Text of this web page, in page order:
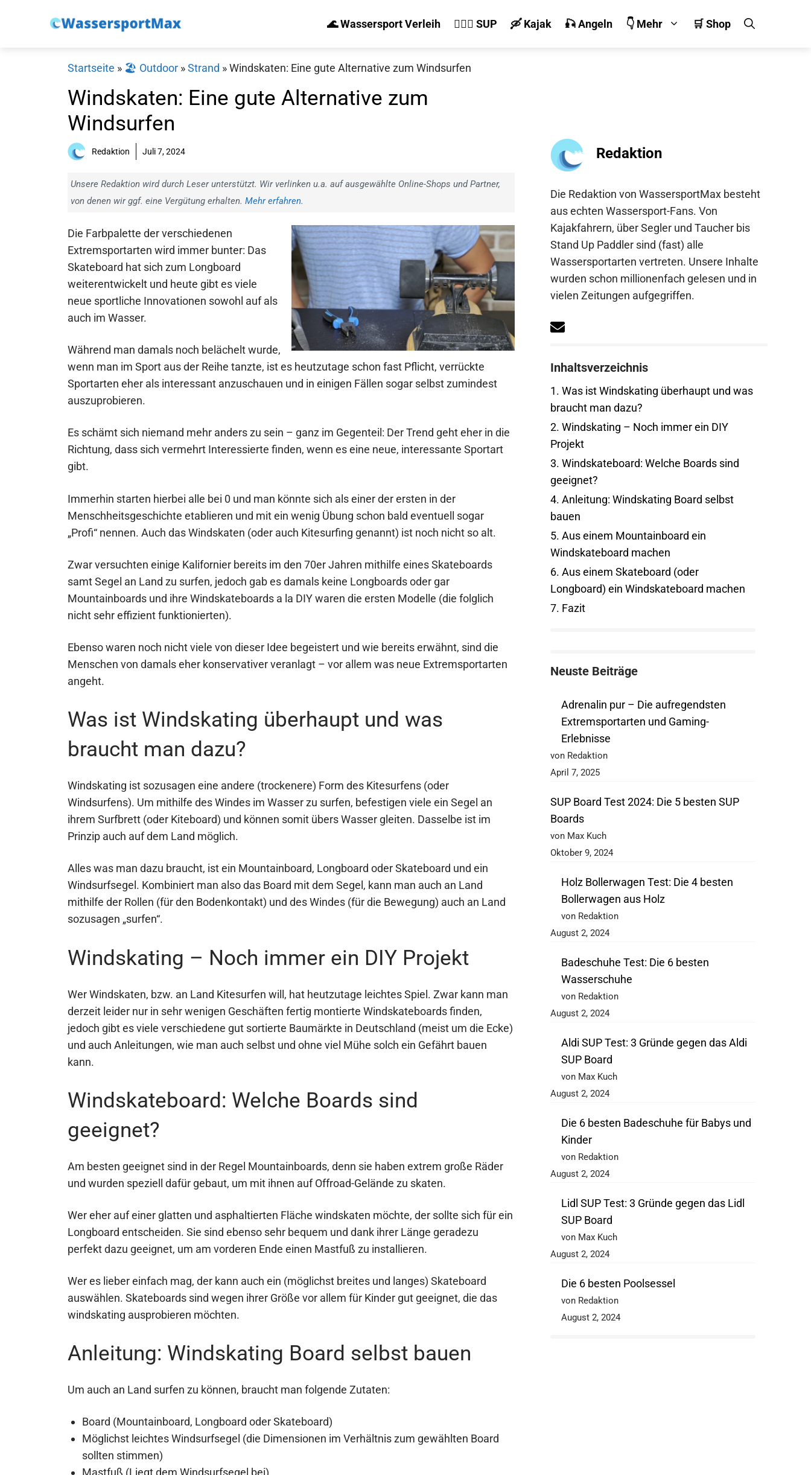
🌊 Wassersport Verleih 🏄‍♀️🛶 SUP 🛶 Kajak 🎣 Angeln 👇 Mehr 🛒 Shop
Startseite » 🏖️ Outdoor »Strand »Windskaten: Eine gute Alternative zum Windsurfen
Windskaten: Eine gute Alternative zum
Windsurfen
Redaktion Juli 7, 2024
Unsere Redaktion wird durch Leser unterstützt. Wir verlinken u.a. auf ausgewählte Online-Shops und Partner,
von denen wir ggf. eine Vergütung erhalten. Mehr erfahren.
Die Farbpalette der verschiedenen
Extremsportarten wird immer bunter: Das
Skateboard hat sich zum Longboard
weiterentwickelt und heute gibt es viele
neue sportliche Innovationen sowohl auf als
auch im Wasser.
Während man damals noch belächelt wurde,
wenn man im Sport aus der Reihe tanzte, ist es heutzutage schon fast Pflicht, verrückte
Sportarten eher als interessant anzuschauen und in einigen Fällen sogar selbst zumindest
auszuprobieren.
Es schämt sich niemand mehr anders zu sein – ganz im Gegenteil: Der Trend geht eher in die
Richtung, dass sich vermehrt Interessierte finden, wenn es eine neue, interessante Sportart
gibt.
Immerhin starten hierbei alle bei 0 und man könnte sich als einer der ersten in der
Menschheitsgeschichte etablieren und mit ein wenig Übung schon bald eventuell sogar
„Profi“ nennen. Auch das Windskaten (oder auch Kitesurfing genannt) ist noch nicht so alt.
Zwar versuchten einige Kalifornier bereits im den 70er Jahren mithilfe eines Skateboards
samt Segel an Land zu surfen, jedoch gab es damals keine Longboards oder gar
Mountainboards und ihre Windskateboards a la DIY waren die ersten Modelle (die folglich
nicht sehr effizient funktionierten).
Ebenso waren noch nicht viele von dieser Idee begeistert und wie bereits erwähnt, sind die
Menschen von damals eher konservativer veranlagt – vor allem was neue Extremsportarten
angeht.
Was ist Windskating überhaupt und was
braucht man dazu?
Windskating ist sozusagen eine andere (trockenere) Form des Kitesurfens (oder
Windsurfens). Um mithilfe des Windes im Wasser zu surfen, befestigen viele ein Segel an
ihrem Surfbrett (oder Kiteboard) und können somit übers Wasser gleiten. Dasselbe ist im
Prinzip auch auf dem Land möglich.
Alles was man dazu braucht, ist ein Mountainboard, Longboard oder Skateboard und ein
Windsurfsegel. Kombiniert man also das Board mit dem Segel, kann man auch an Land
mithilfe der Rollen (für den Bodenkontakt) und des Windes (für die Bewegung) auch an Land
sozusagen „surfen“.
Windskating – Noch immer ein DIY Projekt
Wer Windskaten, bzw. an Land Kitesurfen will, hat heutzutage leichtes Spiel. Zwar kann man
derzeit leider nur in sehr wenigen Geschäften fertig montierte Windskateboards finden,
jedoch gibt es viele verschiedene gut sortierte Baumärkte in Deutschland (meist um die Ecke)
und auch Anleitungen, wie man auch selbst und ohne viel Mühe solch ein Gefährt bauen
kann.
Windskateboard: Welche Boards sind
geeignet?
Am besten geeignet sind in der Regel Mountainboards, denn sie haben extrem große Räder
und wurden speziell dafür gebaut, um mit ihnen auf Offroad-Gelände zu skaten.
Wer eher auf einer glatten und asphaltierten Fläche windskaten möchte, der sollte sich für ein
Longboard entscheiden. Sie sind ebenso sehr bequem und dank ihrer Länge geradezu
perfekt dazu geeignet, um am vorderen Ende einen Mastfuß zu installieren.
Wer es lieber einfach mag, der kann auch ein (möglichst breites und langes) Skateboard
auswählen. Skateboards sind wegen ihrer Größe vor allem für Kinder gut geeignet, die das
windskating ausprobieren möchten.
Anleitung: Windskating Board selbst bauen
Um auch an Land surfen zu können, braucht man folgende Zutaten:
Board (Mountainboard, Longboard oder Skateboard)
Möglichst leichtes Windsurfsegel (die Dimensionen im Verhältnis zum gewählten Board
sollten stimmen)
Redaktion
Die Redaktion von WassersportMax besteht
aus echten Wassersport-Fans. Von
Kajakfahrern, über Segler und Taucher bis
Stand Up Paddler sind (fast) alle
Wassersportarten vertreten. Unsere Inhalte
wurden schon millionenfach gelesen und in
vielen Zeitungen aufgegriffen.
Inhaltsverzeichnis
1. Was ist Windskating überhaupt und was
braucht man dazu?
2. Windskating – Noch immer ein DIY
Projekt
3. Windskateboard: Welche Boards sind
geeignet?
4. Anleitung: Windskating Board selbst
bauen
5. Aus einem Mountainboard ein
Windskateboard machen
6. Aus einem Skateboard (oder
Longboard) ein Windskateboard machen
7. Fazit
Neuste Beiträge
Adrenalin pur – Die aufregendsten
Extremsportarten und Gaming-
Erlebnisse
von Redaktion
April 7, 2025
SUP Board Test 2024: Die 5 besten SUP
Boards
von Max Kuch
Oktober 9, 2024
Holz Bollerwagen Test: Die 4 besten
Bollerwagen aus Holz
von Redaktion
August 2, 2024
Badeschuhe Test: Die 6 besten
Wasserschuhe
von Redaktion
August 2, 2024
Aldi SUP Test: 3 Gründe gegen das Aldi
SUP Board
von Max Kuch
August 2, 2024
Die 6 besten Badeschuhe für Babys und
Kinder
von Redaktion
August 2, 2024
Lidl SUP Test: 3 Gründe gegen das Lidl
SUP Board
von Max Kuch
August 2, 2024
Die 6 besten Poolsessel
von Redaktion
August 2, 2024